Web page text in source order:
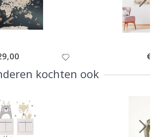
kochten ook